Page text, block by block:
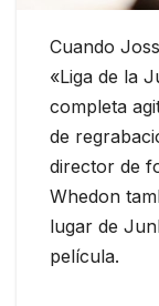
Cuando
«Liga de la
completa
de
director de
Whedon
lugar de
película.